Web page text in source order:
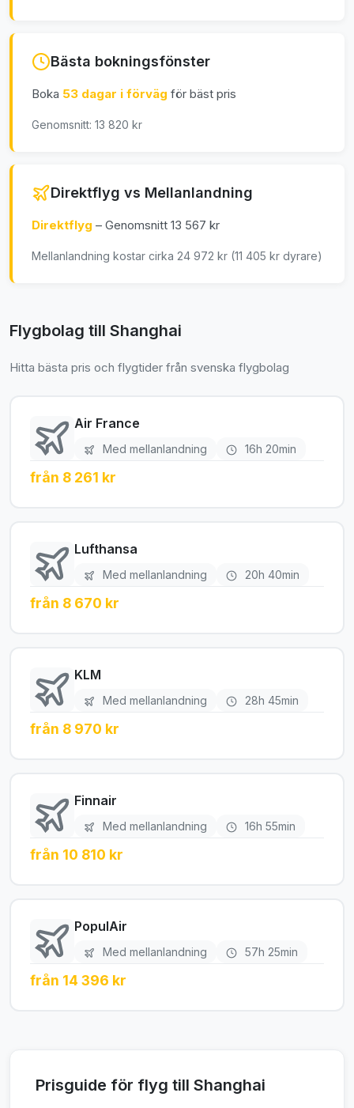
Bästa bokningsfönster
Boka 53 dagar i förväg för bäst pris
Genomsnitt: 13 820 kr
Direktflyg vs Mellanlandning
Direktflyg – Genomsnitt 13 567 kr
Mellanlandning kostar cirka 24 972 kr (11 405 kr dyrare)
Flygbolag till Shanghai
Hitta bästa pris och flygtider från svenska flygbolag
Air France
Med mellanlandning 16h 20min
från 8 261 kr
Lufthansa
Med mellanlandning 20h 40min
från 8 670 kr
KLM
Med mellanlandning 28h 45min
från 8 970 kr
Finnair
Med mellanlandning 16h 55min
från 10 810 kr
PopulAir
Med mellanlandning 57h 25min
från 14 396 kr
Prisguide för flyg till Shanghai